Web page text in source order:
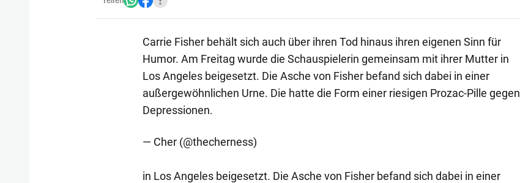
Carrie Fisher behält sich auch über ihren Tod hinaus ihren eigenen Sinn für
Humor. Am Freitag wurde die Schauspielerin gemeinsam mit ihrer Mutter in
Los Angeles beigesetzt. Die Asche von Fisher befand sich dabei in einer
außergewöhnlichen Urne. Die hatte die Form einer riesigen Prozac-Pille gegen
Depressionen.
— Cher (@thecherness)
in Los Angeles beigesetzt. Die Asche von Fisher befand sich dabei in einer